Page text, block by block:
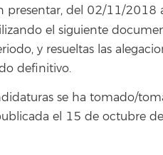
presentar, del 02/11/
el siguiente
y resueltas las
definitivo.
se ha tomado/
el 15 de octubre